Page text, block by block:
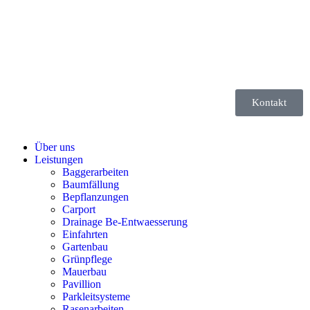
Kontakt
Über uns
Leistungen
Baggerarbeiten
Baumfällung
Bepflanzungen
Carport
Drainage Be-Entwaesserung
Einfahrten
Gartenbau
Grünpflege
Mauerbau
Pavillion
Parkleitsysteme